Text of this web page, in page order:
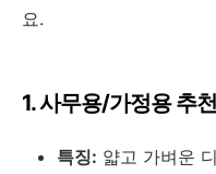
요.
1. 사무용/가정용 추
특징: 얇고 가벼운